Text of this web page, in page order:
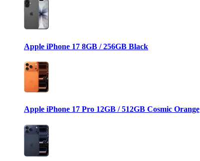
Apple iPhone 17 8GB / 256GB Black
Apple iPhone 17 Pro 12GB / 512GB Cosmic Orange